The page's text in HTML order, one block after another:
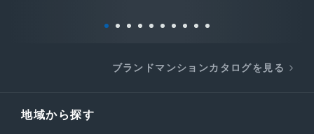
ブランドマンションカタログを見る
地域から探す